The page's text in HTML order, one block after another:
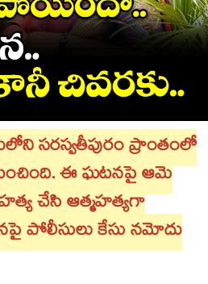
సరస్వతీపురం ప్రాంతంలో
ఈ ఘటనపై ఆమె
హత్య చేసి ఆత్మహత్యగా
పోలీసులు కేసు నమోదు